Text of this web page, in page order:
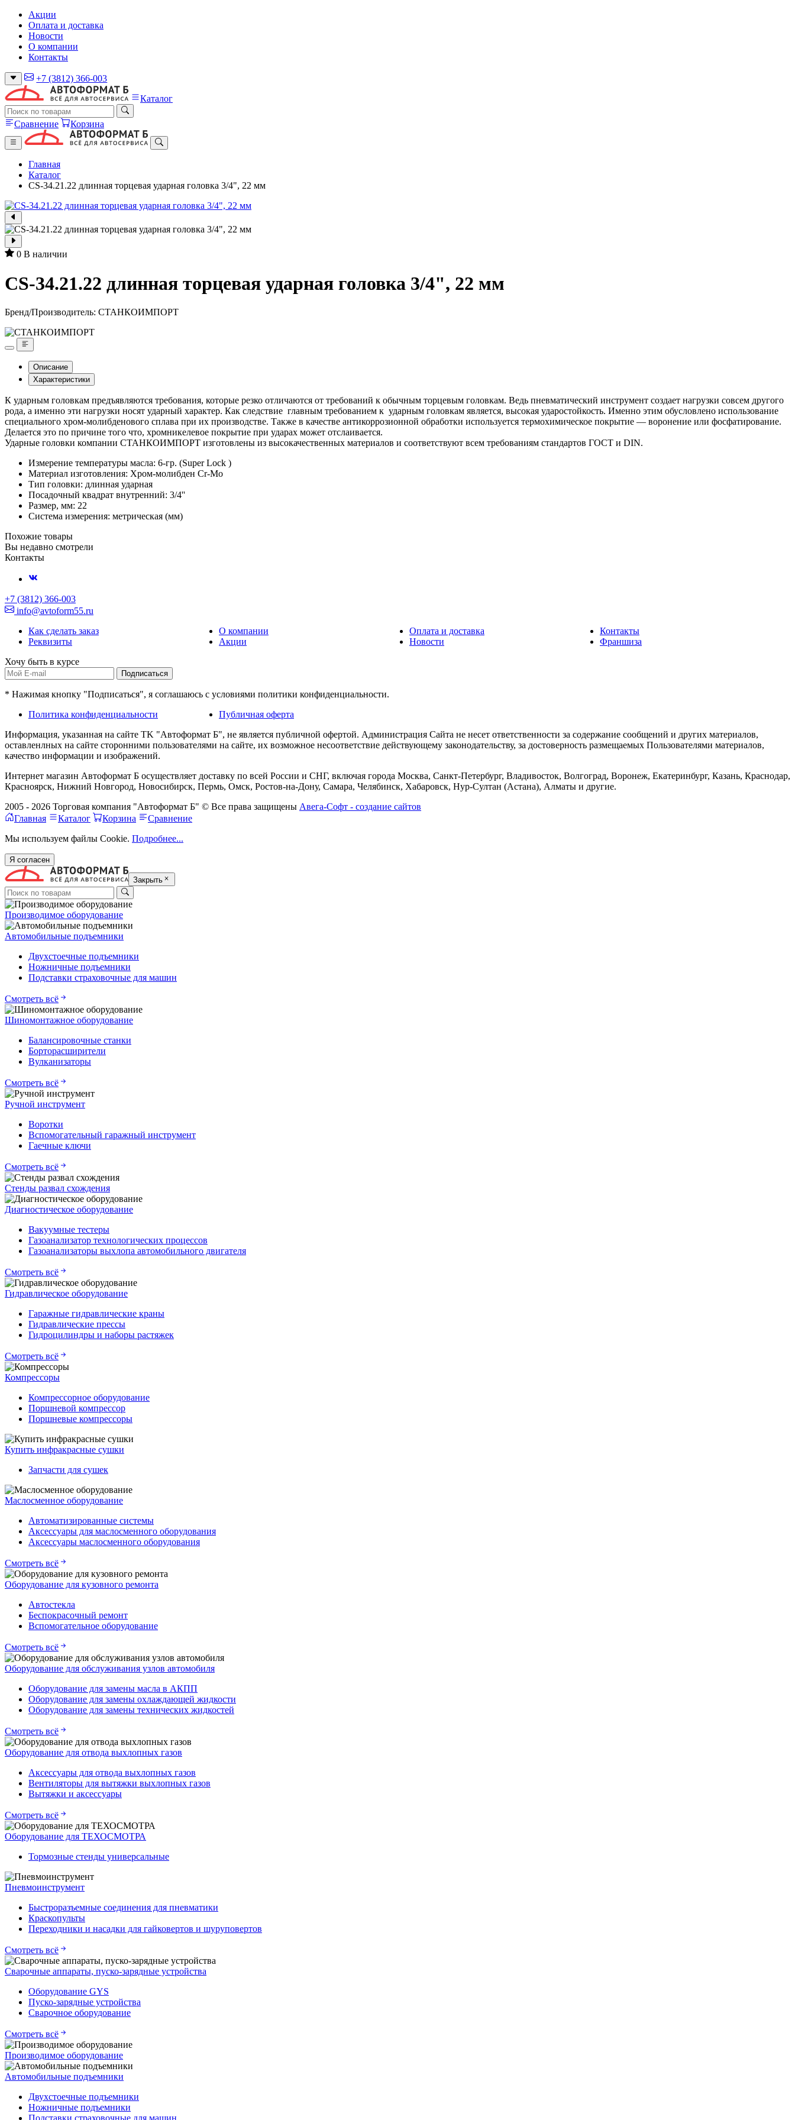
Акции
Оплата и доставка
Новости
О компании
Контакты
+7 (3812) 366-003
Каталог
Сравнение Корзина
Главная
Каталог
CS-34.21.22 длинная торцевая ударная головка 3/4", 22 мм
0 В наличии
CS-34.21.22 длинная торцевая ударная головка 3/4", 22 мм
Бренд/Производитель: СТАНКОИМПОРТ
Описание
Характеристики
К ударным головкам предъявляются требования, которые резко отличаются от требований к обычным торцевым головкам. Ведь пневматический инструмент создает нагрузки совсем другого
рода, а именно эти нагрузки носят ударный характер. Как следствие главным требованием к ударным головкам является, высокая ударостойкость. Именно этим обусловлено использование
специального хром-молибденового сплава при их производстве. Также в качестве антикоррозионной обработки используется термохимическое покрытие — воронение или фосфатирование.
Делается это по причине того что, хромникелевое покрытие при ударах может отслаивается.
Ударные головки компании СТАНКОИМПОРТ изготовлены из высокачественных материалов и соответствуют всем требованиям стандартов ГОСТ и DIN.
Измерение температуры масла: 6-гр. (Super Lock )
Материал изготовления: Хром-молибден Cr-Mo
Тип головки: длинная ударная
Посадочный квадрат внутренний: 3/4''
Размер, мм: 22
Система измерения: метрическая (мм)
Похожие товары
Вы недавно смотрели
Контакты
+7 (3812) 366-003
info@avtoform55.ru
Как сделать заказ
О компании Оплата и доставка
Контакты
Реквизиты
Акции Новости
Франшиза
Хочу быть в курсе
Подписаться
* Нажимая кнопку "Подписаться", я соглашаюсь с условиями политики конфиденциальности.
Политика конфиденциальности
Публичная оферта
Информация, указанная на сайте TK "Автоформат Б", не является публичной офертой. Администрация Сайта не несет ответственности за содержание сообщений и других материалов,
оставленлных на сайте сторонними пользователями на сайте, их возможное несоответствие действующему законодательству, за достоверность размещаемых Пользователями материалов,
качество информации и изображений.
Интернет магазин Автоформат Б осуществляет доставку по всей России и СНГ, включая города Москва, Санкт-Петербург, Владивосток, Волгоград, Воронеж, Екатеринбург, Казань, Краснодар,
Красноярск, Нижний Новгород, Новосибирск, Пермь, Омск, Ростов-на-Дону, Самара, Челябинск, Хабаровск, Нур-Султан (Астана), Алматы и другие.
2005 - 2026 Торговая компания "Автоформат Б" © Все права защищены Авега-Софт - создание сайтов
Главная
Каталог Корзина
Сравнение
Мы используем файлы Cookie. Подробнее...
Я согласен
Закрыть
Производимое оборудование
Автомобильные подъемники
Двухстоечные подъемники
Ножничные подъемники
Подставки страховочные для машин
Смотреть всё
Шиномонтажное оборудование
Балансировочные станки
Борторасширители
Вулканизаторы
Смотреть всё
Ручной инструмент
Воротки
Вспомогательный гаражный инструмент
Гаечные ключи
Смотреть всё
Стенды развал схождения
Диагностическое оборудование
Вакуумные тестеры
Газоанализатор технологических процессов
Газоанализаторы выхлопа автомобильного двигателя
Смотреть всё
Гидравлическое оборудование
Гаражные гидравлические краны
Гидравлические прессы
Гидроцилиндры и наборы растяжек
Смотреть всё
Компрессоры
Компрессорное оборудование
Поршневой компрессор
Поршневые компрессоры
Купить инфракрасные сушки
Запчасти для сушек
Маслосменное оборудование
Автоматизированные системы
Аксессуары для маслосменного оборудования
Аксессуары маслосменного оборудования
Смотреть всё
Оборудование для кузовного ремонта
Автостекла
Беспокрасочный ремонт
Вспомогательное оборудование
Смотреть всё
Оборудование для обслуживания узлов автомобиля
Оборудование для замены масла в АКПП
Оборудование для замены охлаждающей жидкости
Оборудование для замены технических жидкостей
Смотреть всё
Оборудование для отвода выхлопных газов
Аксессуары для отвода выхлопных газов
Вентиляторы для вытяжки выхлопных газов
Вытяжки и аксессуары
Смотреть всё
Оборудование для ТЕХОСМОТРА
Тормозные стенды универсальные
Пневмоинструмент
Быстроразъемные соединения для пневматики
Краскопульты
Переходники и насадки для гайковертов и шуруповертов
Смотреть всё
Сварочные аппараты, пуско-зарядные устройства
Оборудование GYS
Пуско-зарядные устройства
Сварочное оборудование
Смотреть всё
Производимое оборудование
Автомобильные подъемники
Двухстоечные подъемники
Ножничные подъемники
Подставки страховочные для машин